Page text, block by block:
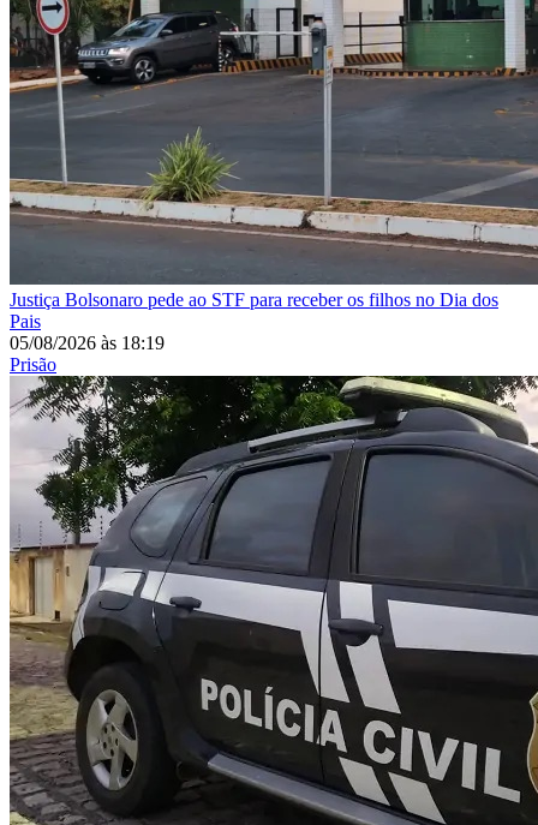
Justiça Bolsonaro pede ao STF para receber os filhos no Dia dos
Pais
05/08/2026 às 18:19
Prisão